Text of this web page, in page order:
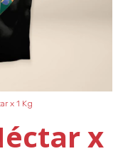
x 1 Kg
x